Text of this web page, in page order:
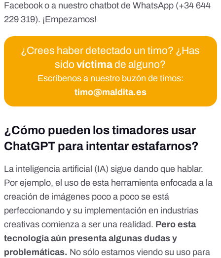
Facebooko a nuestro chatbot de WhatsApp (+34 644
229 319). ¡Empezamos!
¿Crees haber detectado un timo? ¿Has
sidovíctimade alguno?
Escríbenos a nuestro buzón de timos:
timo@maldita.es
¿Cómo pueden los timadores usar
ChatGPT para intentar estafarnos?
La inteligencia artificial (IA) sigue dando que hablar.
Por ejemplo, el uso de esta herramienta enfocada a la
creación de imágenes poco a poco se está
perfeccionando y su implementación en industrias
creativas comienza a ser una realidad. Pero esta
tecnología aún presenta algunas dudas y
problemáticas. No sólo estamos viendo su uso para